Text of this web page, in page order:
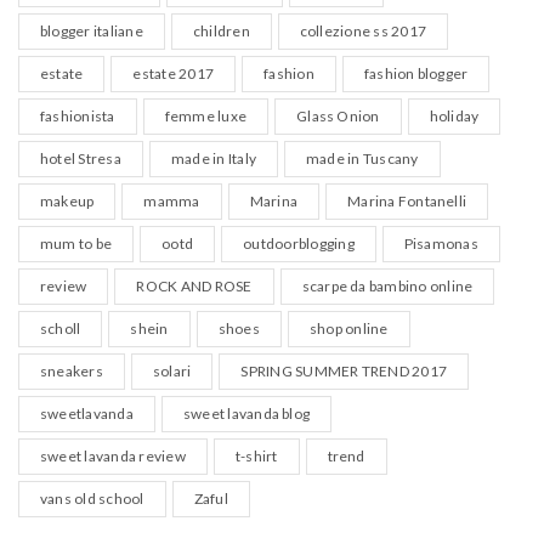
blogger italiane children collezione ss 2017
estate estate 2017 fashion fashion blogger
fashionista femme luxe Glass Onion holiday
hotel Stresa made in Italy made in Tuscany
makeup mamma Marina Marina Fontanelli
mum to be ootd outdoorblogging Pisamonas
review ROCK AND ROSE scarpe da bambino online
scholl shein shoes shop online
sneakers solari SPRING SUMMER TREND 2017
sweetlavanda sweet lavanda blog
sweet lavanda review t-shirt trend
vans old school Zaful